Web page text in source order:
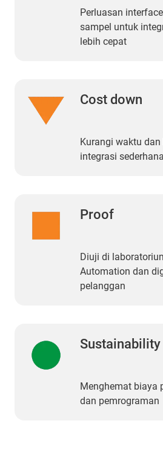
Perluasan
sampel untuk
lebih cepat
Cost down
Kurangi waktu
integrasi sederhana
Proof
Diuji di
Automation dan
pelanggan
Sustainability
Menghemat biaya
dan pemrograman